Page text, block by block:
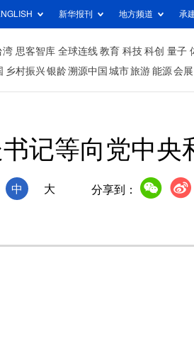
新华报刊 地方频道 承
湾 思客智库 全球连线 教育 科技 科创 量子
乡村振兴银龄溯源中国 城市旅游 能源 会展
记等向党中央
中 大 分享到：